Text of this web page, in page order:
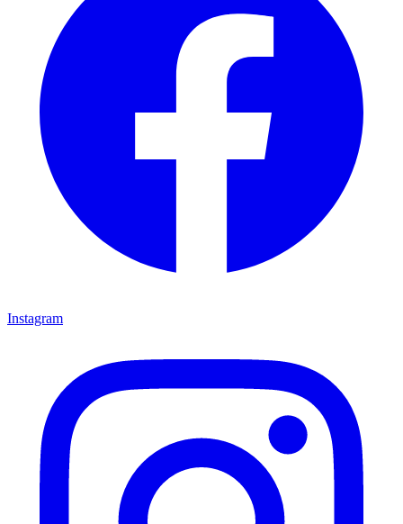
Instagram